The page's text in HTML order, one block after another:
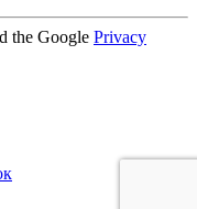
the Google Privacy